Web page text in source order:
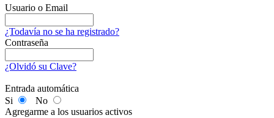
Usuario o Email
¿Todavía no se ha registrado?
Contraseña
¿Olvidó su Clave?
Entrada automática
Si
No
Agregarme a los usuarios activos